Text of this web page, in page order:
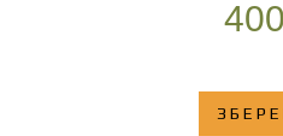
400